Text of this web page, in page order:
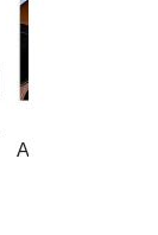
ANATÓMICO/